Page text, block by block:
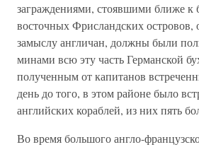
заграждениями, стоявшими ближе к
восточных Фрисландских островов,
замыслу англичан, должны были
минами всю эту часть Германской
полученным от капитанов
день до того, в этом районе было
английских кораблей, из них пять
Во время большого англо-